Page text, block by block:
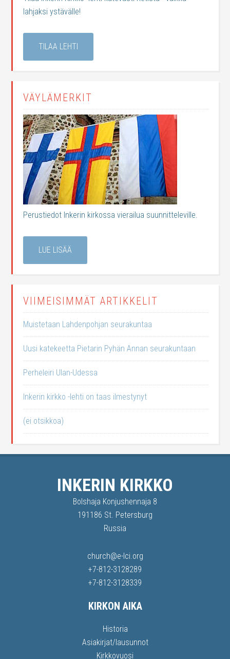
lahjaksi ystävälle!
TILAA LEHTI
VÄYLÄMERKIT
Perustiedot Inkerin kirkossa vierailua suunnitteleville.
LUE LISÄÄ
VIIMEISIMMÄT ARTIKKELIT
Muistetaan Lahdenpohjan seurakuntaa
Uusi katekeetta Pietarin Pyhän Annan seurakuntaan
Perheleiri Ulan-Udessa
Inkerin kirkko -lehti on taas ilmestynyt
(ei otsikkoa)
INKERIN KIRKKO
Bolshaja Konjushennaja 8
191186 St. Petersburg
Russia
church@e-lci.org
+7-812-3128289
+7-812-3128339
KIRKON AIKA
Historia
Asiakirjat/lausunnot
Kirkkovuosi